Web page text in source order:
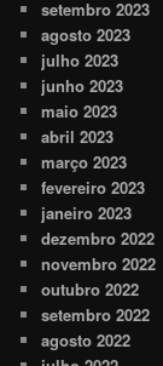
setembro 2023
agosto 2023
julho 2023
junho 2023
maio 2023
abril 2023
março 2023
fevereiro 2023
janeiro 2023
dezembro 2022
novembro 2022
outubro 2022
setembro 2022
agosto 2022